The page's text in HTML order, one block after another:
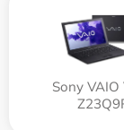
Sony VAIO